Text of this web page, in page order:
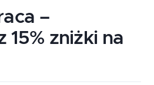
–
15% zniżki na